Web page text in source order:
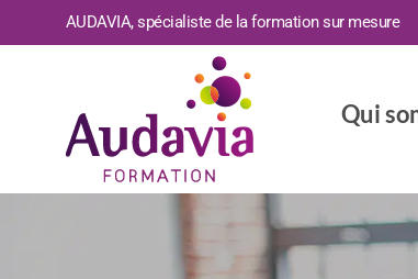
AUDAVIA, spécialiste de la formation sur mesure
Qui